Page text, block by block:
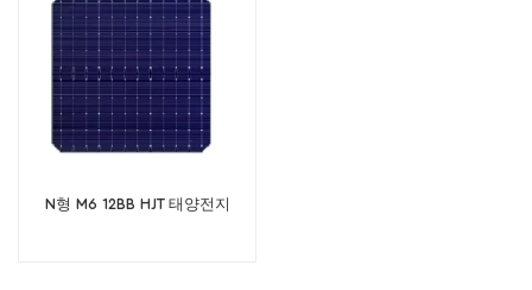
N형 M6 12BB HJT 태양전지